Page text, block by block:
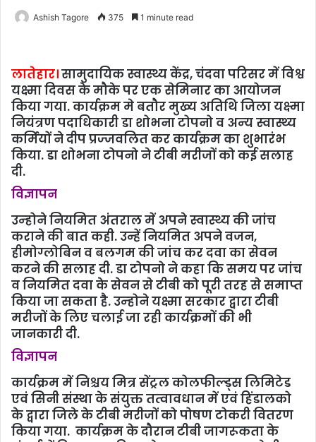
Ashish Tagore 375 1 minute read
लातेहार।सामुदायिक स्वास्थ्य केंद्र, चंदवा परिसर में विश्व
यक्ष्मा दिवस के मौके पर एक सेमिनार का आयोजन
किया गया. कार्यक्रम मे बतौर मुख्‍य अतिथि जिला यक्ष्‍मा
नियंत्रण पदाधिकारी डा शोभना टोपनो व अन्‍य स्‍वास्‍थ्‍य
कर्मियों ने दीप प्रज्‍जवलित कर कार्यक्रम का शुभारंभ
किया. डा शोभना टोपनो ने टीबी मरीजों को कई सलाह
दी.
विज्ञापन
उन्‍होने नियमित अंतराल में अपने स्वास्थ्य की जांच
कराने की बात कही. उन्हें नियमित अपने वजन,
हीमोग्लोबिन व बलगम की जांच कर दवा का सेवन
करने की सलाह दी. डा टोपनो ने कहा कि समय पर जांच
व नियमित दवा के सेवन से टीबी को पूरी तरह से समाप्त
किया जा सकता है. उन्‍होने यक्ष्मा सरकार द्वारा टीबी
मरीजों के लिए चलाई जा रही कार्यक्रमों की भी
जानकारी दी.
विज्ञापन
कार्यक्रम में निश्चय मित्र सेंट्रल कोलफील्ड्स लिमिटेड
एवं सिनी संस्था के संयुक्त तत्वावधान में एवं हिंडालको
के द्वारा जिले के टीबी मरीजों को पोषण टोकरी वितरण
किया गया. कार्यक्रम के दौरान टीबी जागरूकता के